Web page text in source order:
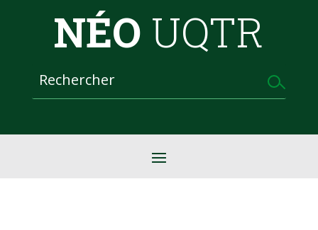
NÉO UQTR